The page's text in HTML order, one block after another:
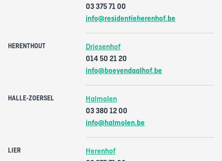
03 375 71 00
info@residentieherenhof.be
HERENTHOUT
Driesenhof
014 50 21 20
info@boeyendaalhof.be
HALLE-ZOERSEL
Halmolen
03 380 12 00
info@halmolen.be
LIER
Herenhof